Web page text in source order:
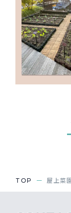
企業情報
製品＆サービス
研究開発 R&D
TOP 屋上菜園